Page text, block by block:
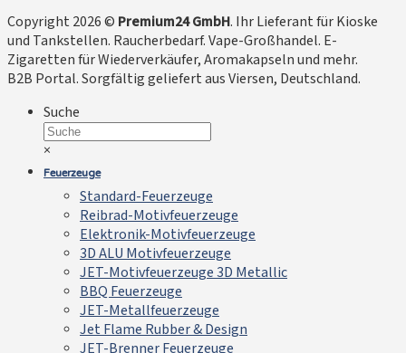
Copyright 2026 © Premium24 GmbH. Ihr Lieferant für Kioske
und Tankstellen. Raucherbedarf. Vape-Großhandel. E-
Zigaretten für Wiederverkäufer, Aromakapseln und mehr.
B2B Portal. Sorgfältig geliefert aus Viersen, Deutschland.
Suche
×
Feuerzeuge
Standard-Feuerzeuge
Reibrad-Motivfeuerzeuge
Elektronik-Motivfeuerzeuge
3D ALU Motivfeuerzeuge
JET-Motivfeuerzeuge 3D Metallic
BBQ Feuerzeuge
JET-Metallfeuerzeuge
Jet Flame Rubber & Design
JET-Brenner Feuerzeuge